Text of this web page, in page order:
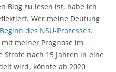
Blog zu lesen ist, habe ich
Wer meine Deutung
des NSU-Prozesses.
meiner Prognose im
nach 15 Jahren in eine
wird, könnte ab 2020